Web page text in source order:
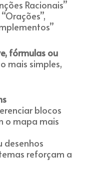
Racionais”
fórmulas ou
mais simples,
blocos
o mapa mais
desenhos
reforçam a